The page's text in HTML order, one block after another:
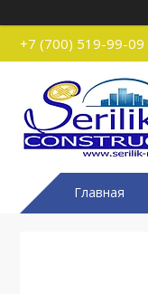
+7 (700) 519-99-09
Главная